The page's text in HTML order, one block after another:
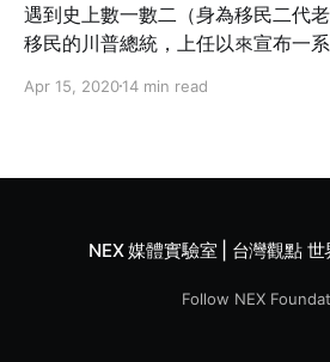
遇到史上數一數二（身為移民二代
移民的川普總統，上任以來宣布一
民新政。
Apr 15, 202014 min read
NEX 媒體實驗室 | 台灣觀點 世
Follow NEX